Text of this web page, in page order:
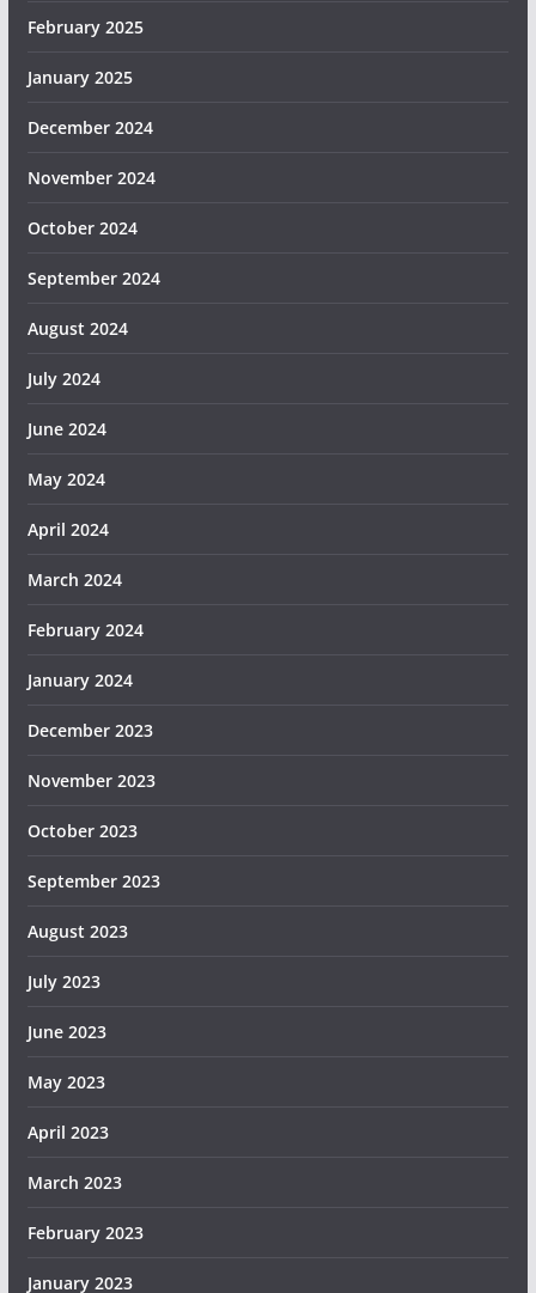
February 2025
January 2025
December 2024
November 2024
October 2024
September 2024
August 2024
July 2024
June 2024
May 2024
April 2024
March 2024
February 2024
January 2024
December 2023
November 2023
October 2023
September 2023
August 2023
July 2023
June 2023
May 2023
April 2023
March 2023
February 2023
January 2023